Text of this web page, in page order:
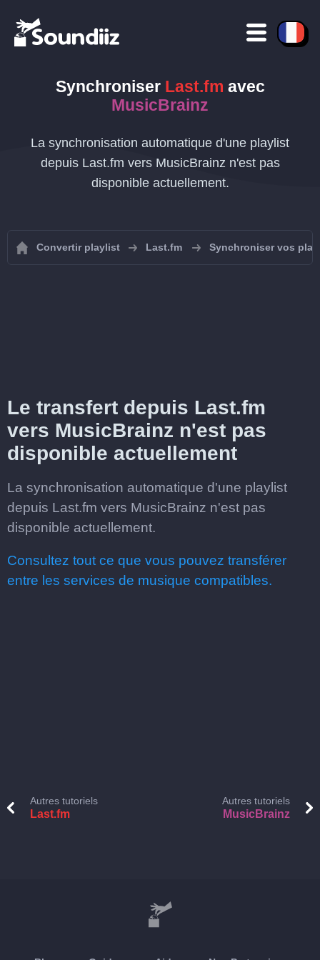
Synchroniser Last.fm avec
MusicBrainz
La synchronisation automatique d'une playlist
depuis Last.fm vers MusicBrainz n'est pas
disponible actuellement.
Convertir playlist Last.fm Synchroniser vos
Le transfert depuis Last.fm
vers MusicBrainz n'est pas
disponible actuellement
La synchronisation automatique d'une playlist
depuis Last.fm vers MusicBrainz n'est pas
disponible actuellement.
Consultez tout ce que vous pouvez transférer
entre les services de musique compatibles.
Autres tutoriels
Last.fm
Autres tutoriels
MusicBrainz